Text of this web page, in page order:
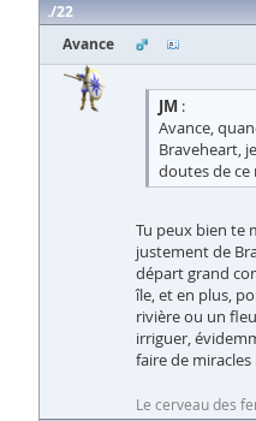
22
Avance
JM :
Avance,
Braveheart,
doutes de ce
Tu peux bien te
justement de
départ grand
île, et en plus,
rivière ou un
irriguer,
faire de miracles
Le cerveau des